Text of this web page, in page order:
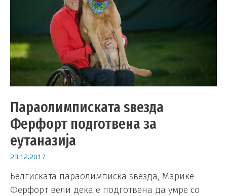
Параолимписката ѕвезда
Ферфорт подготвена за
еутаназија
23.12.2017
Белгиската параолимписка ѕвезда, Марике
Ферфорт вели дека е подготвена да умре со